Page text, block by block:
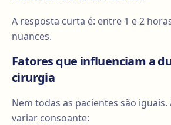
A resposta curta é: entre 1 e 2
nuances.
Fatores que influenciam a
cirurgia
Nem todas as pacientes são
variar consoante: